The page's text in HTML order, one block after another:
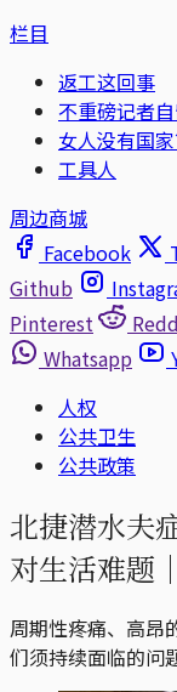
栏目
返工这回事
不重磅记者
女人没有国家
工具人
周边商城
Facebook
Github
Pinterest
Whatsapp
人权
公共卫生
公共政策
北捷潜水夫
对生活难题
周期性疼痛、高昂
们须持续面临的问